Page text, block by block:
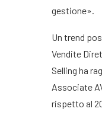
gestione».
Un trend
Vendite
Selling ha
Associate
rispetto al